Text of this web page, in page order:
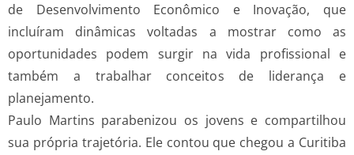
de Desenvolvimento Econômico e Inovação, que
incluíram dinâmicas voltadas a mostrar como as
oportunidades podem surgir na vida profissional e
também a trabalhar conceitos de liderança e
planejamento.
Paulo Martins parabenizou os jovens e compartilhou
sua própria trajetória. Ele contou que chegou a Curitiba